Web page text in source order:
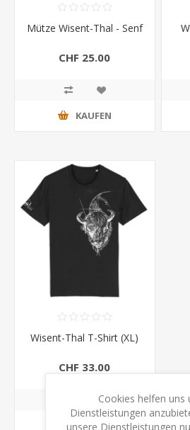
Mütze Wisent-Thal - Senf
CHF 25.00
KAUFEN
Wisent-Thal T-Shirt (XL)
CHF 33.00
KAUFEN
Cookies helfen uns
Dienstleistungen
unsere Dienstleistungen